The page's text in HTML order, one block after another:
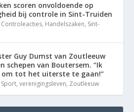
scoren onvoldoende op
bij controle in Sint-Truiden
Controleacties, Handelszaken, Sint-
Guy Dumst van Zoutleeuw
schepen van Boutersem. “Ik
om tot het uiterste te gaan!”
Sport,verenigingsleven, Zoutleeuw